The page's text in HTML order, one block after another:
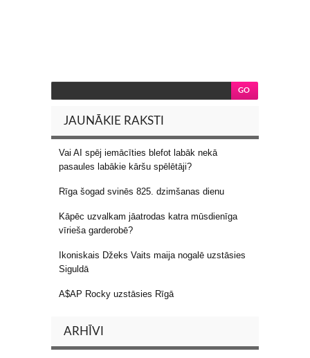
JAUNĀKIE RAKSTI
Vai AI spēj iemācīties blefot labāk nekā
pasaules labākie kāršu spēlētāji?
Rīga šogad svinēs 825. dzimšanas dienu
Kāpēc uzvalkam jāatrodas katra mūsdienīga
vīrieša garderobē?
Ikoniskais Džeks Vaits maija nogalē uzstāsies
Siguldā
A$AP Rocky uzstāsies Rīgā
ARHĪVI